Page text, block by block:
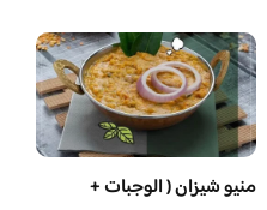
منيو شيزان ( الوجبات +